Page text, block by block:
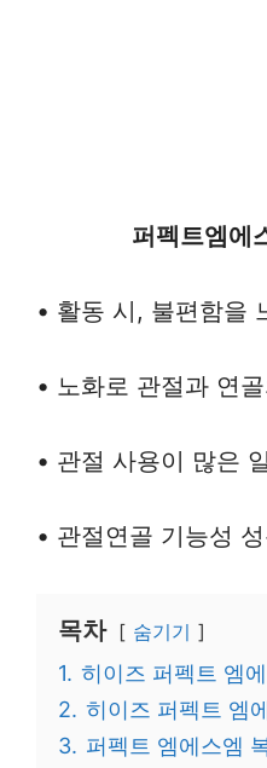
퍼펙트엠에
• 활동 시, 불편함을
• 노화로 관절과 연
• 관절 사용이 많은
• 관절연골 기능성
목차 숨기기
1. 히이즈 퍼펙트 엠
2. 히이즈 퍼펙트 엠
3. 퍼펙트 엠에스엠